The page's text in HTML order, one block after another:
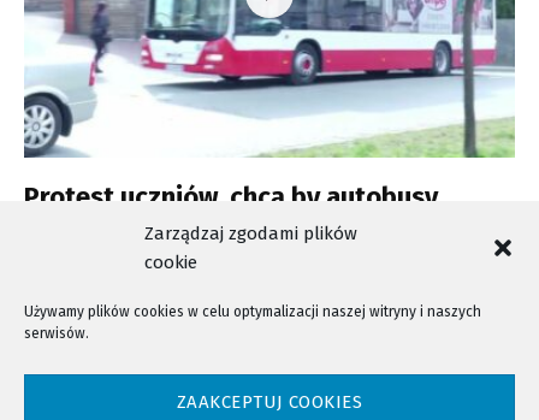
Zarządzaj zgodami plików
cookie
Używamy plików cookies w celu optymalizacji naszej witryny i naszych
serwisów.
ZAAKCEPTUJ COOKIES
Protest uczniów, chcą by autobusy
wróciły do centrum
NTV - Nasza Telewizja Sądecka © 2023 Wszystkie prawa zastrzeżone!